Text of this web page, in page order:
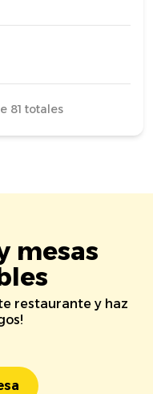
81 totales
mesas
restaurante y haz